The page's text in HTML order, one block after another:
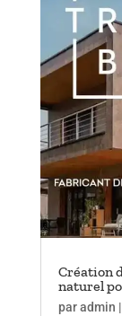
Création
naturel
paradmin |